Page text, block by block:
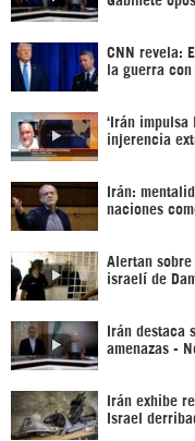
CNN revela:
la guerra con
‘Irán impulsa
injerencia
Irán:
naciones
Alertan
israelí de
Irán destaca
amenazas -
Irán exhibe
Israel